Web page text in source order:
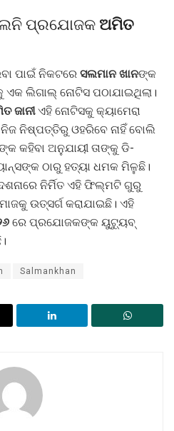
ପ୍ରଯୋଜକ ଅମିତ
ପାଇଁ ନିକଟରେ ସଲମାନ ଖାନଙ୍କ
ଲିଗାଲ୍ ନୋଟିସ ପଠାଯାଇଥିଲା।
ଜାନୀଏହି ନୋଟିସକୁ କ୍ୟାମେରା
ନିଜ ନିଷ୍ପତ୍ତିରୁ ଓହରିବେ ନାହିଁ ବୋଲି
କହିବା ଅନୁଯାୟୀ ତାଙ୍କୁ ଡି-
ଠାରୁ ହତ୍ୟା ଧମକ ମିଳୁଛି।
ନିର୍ମିତ ଏହି ଫିଲ୍ମଟି ଗୁରୁ
ଉତ୍ସର୍ଗ କରାଯାଇଛି। ଏହି
ରେ ପ୍ରଯୋଜକଙ୍କ ୟୁଟ୍ୟୁବ୍
Salmankhan